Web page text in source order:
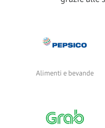
Alimenti e bevande